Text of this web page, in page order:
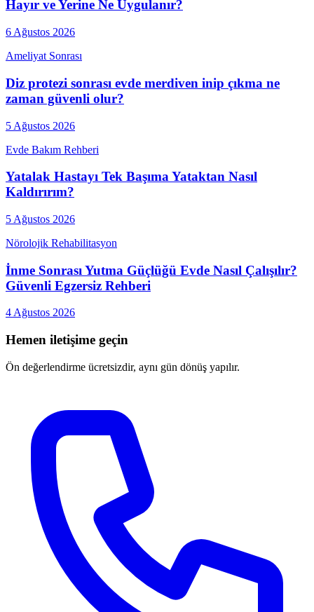
Hayır ve Yerine Ne Uygulanır?
6 Ağustos 2026
Ameliyat Sonrası
Diz protezi sonrası evde merdiven inip çıkma ne
zaman güvenli olur?
5 Ağustos 2026
Evde Bakım Rehberi
Yatalak Hastayı Tek Başıma Yataktan Nasıl
Kaldırırım?
5 Ağustos 2026
Nörolojik Rehabilitasyon
İnme Sonrası Yutma Güçlüğü Evde Nasıl Çalışılır?
Güvenli Egzersiz Rehberi
4 Ağustos 2026
Hemen iletişime geçin
Ön değerlendirme ücretsizdir, aynı gün dönüş yapılır.